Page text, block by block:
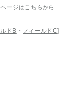
ージはこちらから
ドB ・ フィールドC]